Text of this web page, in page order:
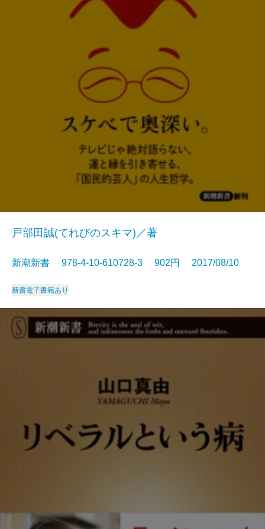
戸部田誠(てれびのスキマ)／著
新潮新書 978-4-10-610728-3 902円 2017/08/10
新書電子書籍あり